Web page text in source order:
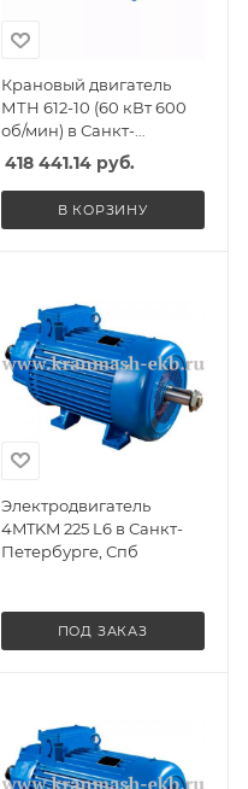
Крановый двигатель
МТН 612-10 (60 кВт 600
об/мин) в Санкт-
Петербурге, Спб
418 441.14руб.
В КОРЗИНУ
Электродвигатель
4MTKM 225 L6 в Санкт-
Петербурге, Спб
ПОД ЗАКАЗ